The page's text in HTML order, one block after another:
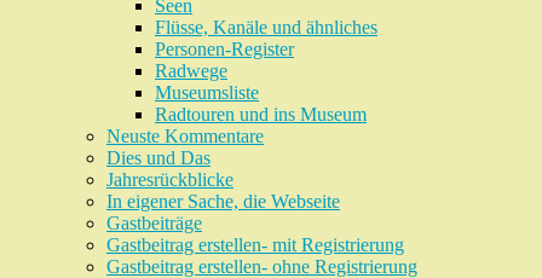
Seen
Flüsse, Kanäle und ähnliches
Personen-Register
Radwege
Museumsliste
Radtouren und ins Museum
Neuste Kommentare
Dies und Das
Jahresrückblicke
In eigener Sache, die Webseite
Gastbeiträge
Gastbeitrag erstellen- mit Registrierung
Gastbeitrag erstellen- ohne Registrierung